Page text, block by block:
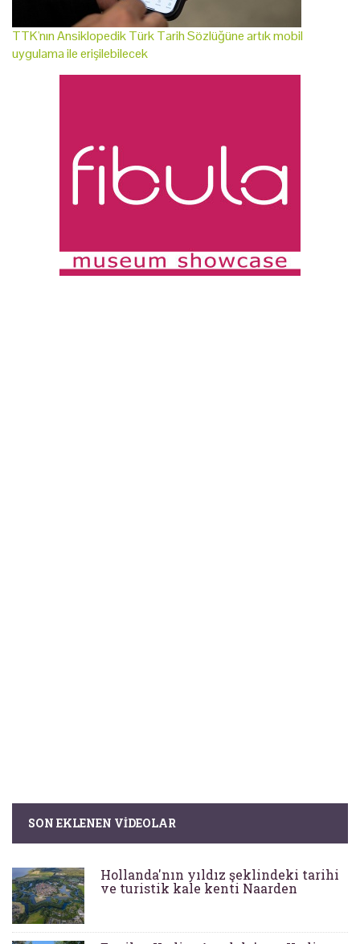
TTK'nın Ansiklopedik Türk Tarih Sözlüğüne artık mobil
uygulama ile erişilebilecek
SON EKLENEN VIDEOLAR
Hollanda'nın yıldız şeklindeki tarihi
ve turistik kale kenti Naarden